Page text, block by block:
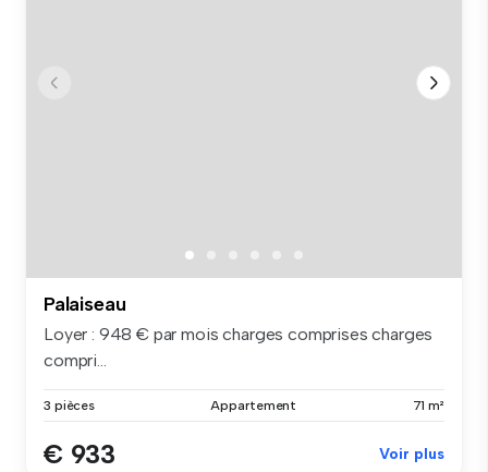
Palaiseau
Loyer : 948 € par mois charges comprises charges
compri...
3 pièces Appartement 71 m²
€ 933 Voir plus